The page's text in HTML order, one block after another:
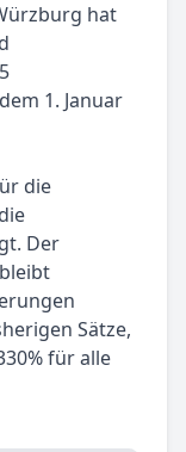
hat
1. Januar
die
Der
Sätze,
für alle